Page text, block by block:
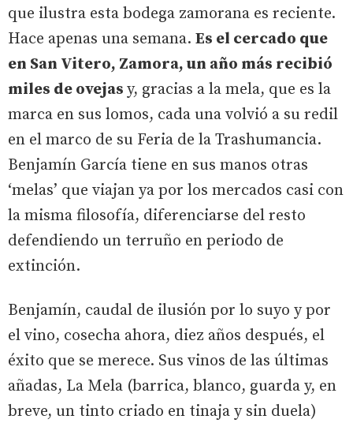
que ilustra esta bodega zamorana es reciente.
Hace apenas una semana. Es el cercado que
en San Vitero, Zamora, un año más recibió
miles de ovejas y, gracias a la mela, que es la
marca en sus lomos, cada una volvió a su redil
en el marco de su Feria de la Trashumancia.
Benjamín García tiene en sus manos otras
‘melas’ que viajan ya por los mercados casi con
la misma filosofía, diferenciarse del resto
defendiendo un terruño en periodo de
extinción.
Benjamín, caudal de ilusión por lo suyo y por
el vino, cosecha ahora, diez años después, el
éxito que se merece. Sus vinos de las últimas
añadas, La Mela (barrica, blanco, guarda y, en
breve, un tinto criado en tinaja y sin duela)